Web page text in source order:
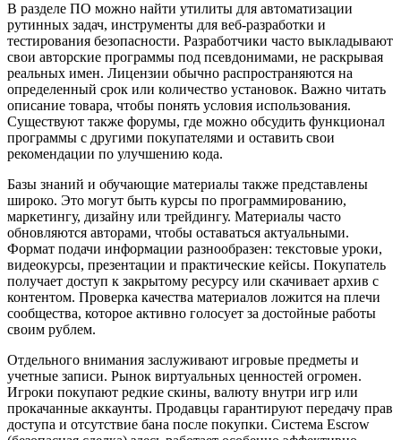
В разделе ПО можно найти утилиты для автоматизации
рутинных задач, инструменты для веб-разработки и
тестирования безопасности. Разработчики часто выкладывают
свои авторские программы под псевдонимами, не раскрывая
реальных имен. Лицензии обычно распространяются на
определенный срок или количество установок. Важно читать
описание товара, чтобы понять условия использования.
Существуют также форумы, где можно обсудить функционал
программы с другими покупателями и оставить свои
рекомендации по улучшению кода.
Базы знаний и обучающие материалы также представлены
широко. Это могут быть курсы по программированию,
маркетингу, дизайну или трейдингу. Материалы часто
обновляются авторами, чтобы оставаться актуальными.
Формат подачи информации разнообразен: текстовые уроки,
видеокурсы, презентации и практические кейсы. Покупатель
получает доступ к закрытому ресурсу или скачивает архив с
контентом. Проверка качества материалов ложится на плечи
сообщества, которое активно голосует за достойные работы
своим рублем.
Отдельного внимания заслуживают игровые предметы и
учетные записи. Рынок виртуальных ценностей огромен.
Игроки покупают редкие скины, валюту внутри игр или
прокачанные аккаунты. Продавцы гарантируют передачу прав
доступа и отсутствие бана после покупки. Система Escrow